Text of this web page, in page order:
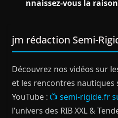
nnaissez-vous la
jm rédaction Semi-
Découvrez nos vidéos sur
et les rencontres nautiques
YouTube : 📺 semi-rigide.fr
l’univers des RIB XXL &